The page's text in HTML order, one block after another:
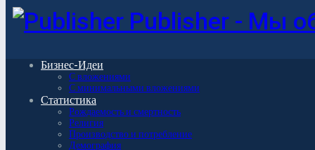
Publisher - Мы
Бизнес-Идеи
С вложениями
С минимальными вложениями
Статистика
Рождаемость и смертность
Религия
Производство и потребление
Демография